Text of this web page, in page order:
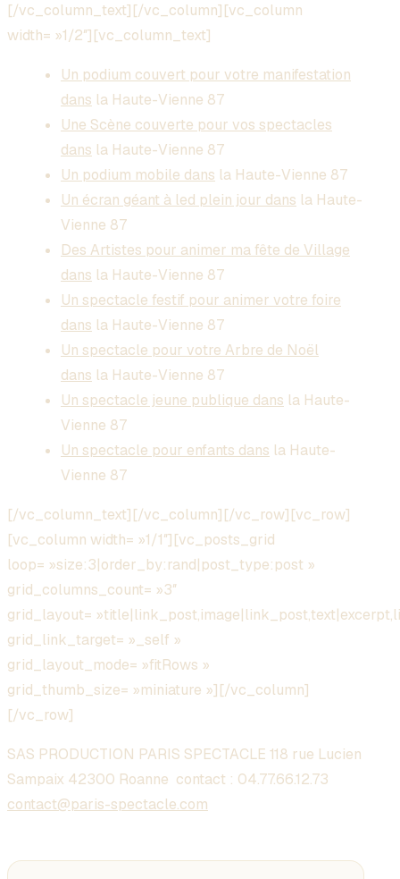
[/vc_column_text][/vc_column][vc_column
width= »1/2″][vc_column_text]
Un podium couvert pour votre manifestation
dans la Haute-Vienne 87
Une Scène couverte pour vos spectacles
dans la Haute-Vienne 87
Un podium mobile dans la Haute-Vienne 87
Un écran géant à led plein jour dans la Haute-
Vienne 87
Des Artistes pour animer ma fête de Village
dans la Haute-Vienne 87
Un spectacle festif pour animer votre foire
dans la Haute-Vienne 87
Un spectacle pour votre Arbre de Noël
dans la Haute-Vienne 87
Un spectacle jeune publique dans la Haute-
Vienne 87
Un spectacle pour enfants dans la Haute-
Vienne 87
[/vc_column_text][/vc_column][/vc_row][vc_row]
[vc_column width= »1/1″][vc_posts_grid
loop= »size:3|order_by:rand|post_type:post »
grid_columns_count= »3″
grid_layout=
grid_link_target= »_self »
grid_layout_mode= »fitRows »
grid_thumb_size= »miniature »][/vc_column]
[/vc_row]
SAS PRODUCTION PARIS SPECTACLE 118 rue Lucien
Sampaix 42300 Roanne contact : 04.77.66.12.73
contact@paris-spectacle.com